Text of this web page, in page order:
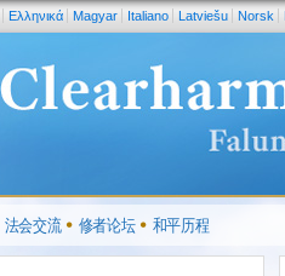
Ελληνικά Magyar Italiano Latviešu Norsk
法会交流 修者论坛 和平历程